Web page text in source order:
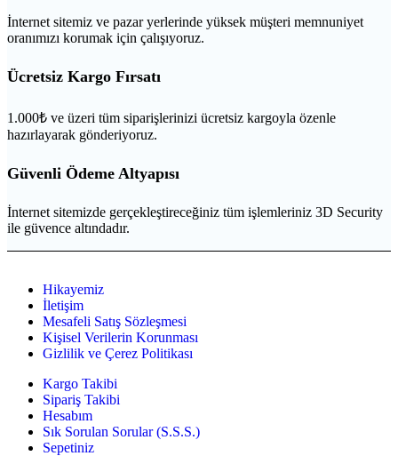
İnternet sitemiz ve pazar yerlerinde yüksek müşteri memnuniyet
oranımızı korumak için çalışıyoruz.
Ücretsiz Kargo Fırsatı
1.000₺ ve üzeri tüm siparişlerinizi ücretsiz kargoyla özenle
hazırlayarak gönderiyoruz.
Güvenli Ödeme Altyapısı
İnternet sitemizde gerçekleştireceğiniz tüm işlemleriniz 3D Security
ile güvence altındadır.
Hikayemiz
İletişim
Mesafeli Satış Sözleşmesi
Kişisel Verilerin Korunması
Gizlilik ve Çerez Politikası
Kargo Takibi
Sipariş Takibi
Hesabım
Sık Sorulan Sorular (S.S.S.)
Sepetiniz